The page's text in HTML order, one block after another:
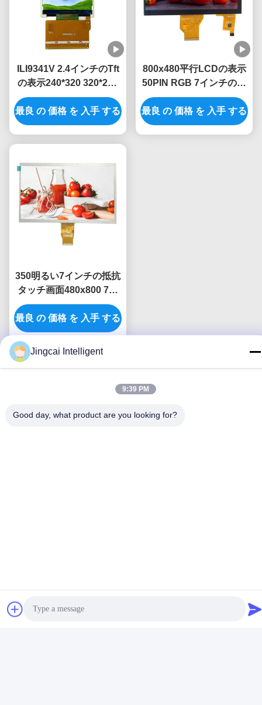
ILI9341V 2.4インチのTft
の表示240*320 320*240
Tft表示画面2.4のインチ
37PIN
最良 の 価格 を 入手 する
800x480平行LCDの表示
50PIN RGB 7インチの容
量性タッチ画面の表示
最良 の 価格 を 入手 する
350明るい7インチの抵抗
タッチ画面480x800 7イ
ンチのTftの表示モジュー
ル50PIN RGB
最良 の 価格 を 入手 する
Shenzhen Jingcai Intelligent Co.,
テレ
18665866730-18665866730
Jingcai Intelligent
9:39 PM
Good day, what product are you looking for?